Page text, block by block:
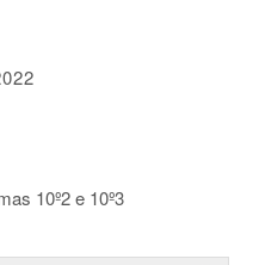
10º2 e 10º3